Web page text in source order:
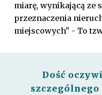
miarę, wynikającą ze
przeznaczenia
miejscowych" - To
Dość